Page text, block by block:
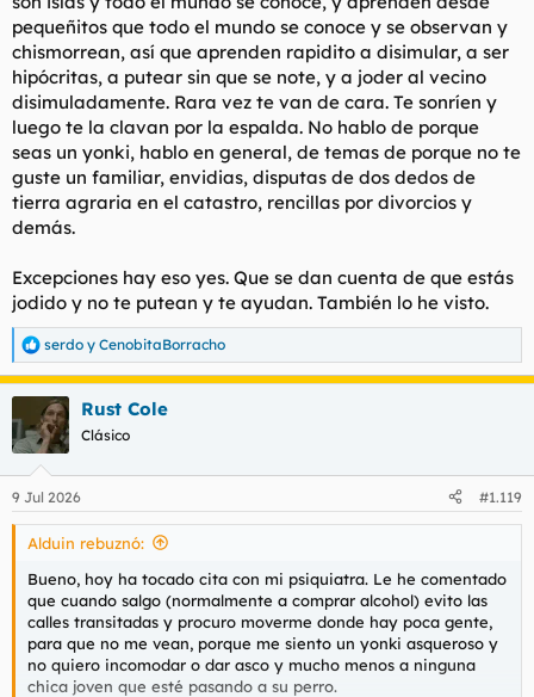
pequeñitos que todo el mundo se conoce y se observan y
chismorrean, así que aprenden rapidito a disimular, a ser
hipócritas, a putear sin que se note, y a joder al vecino
disimuladamente. Rara vez te van de cara. Te sonríen y
luego te la clavan por la espalda. No hablo de porque
seas un yonki, hablo en general, de temas de porque no te
guste un familiar, envidias, disputas de dos dedos de
tierra agraria en el catastro, rencillas por divorcios y
demás.
Excepciones hay eso yes. Que se dan cuenta de que estás
jodido y no te putean y te ayudan. También lo he visto.
R
e
a
c
i
e
s
serdo y CenobitaBorracho
Rust Cole
Clásico
9 Jul 2026 #1.119
Alduin rebuznó:
Bueno, hoy ha tocado cita con mi psiquiatra. Le he comentado
que cuando salgo (normalmente a comprar alcohol) evito las
calles transitadas y procuro moverme donde hay poca gente,
para que no me vean, porque me siento un yonki asqueroso y
no quiero incomodar o dar asco y mucho menos a ninguna
chica joven que esté pasando a su perro.